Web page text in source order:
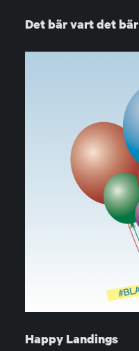
Det bär vart det bär
Happy Landings